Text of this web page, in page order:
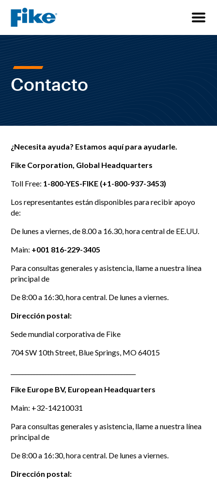
Contacto
¿Necesita ayuda? Estamos aquí para ayudarle.
Fike Corporation, Global Headquarters
Toll Free: 1-800-YES-FIKE (+1-800-937-3453)
Los representantes están disponibles para recibir apoyo
de:
De lunes a viernes, de 8.00 a 16.30, hora central de EE.UU.
Main: +001 816-229-3405
Para consultas generales y asistencia, llame a nuestra línea
principal de
De 8:00 a 16:30, hora central. De lunes a viernes.
Dirección postal:
Sede mundial corporativa de Fike
704 SW 10th Street, Blue Springs, MO 64015
Fike Europe BV, European Headquarters
Main: +32-14210031
Para consultas generales y asistencia, llame a nuestra línea
principal de
De 8:00 a 16:30, hora central. De lunes a viernes.
Dirección postal: